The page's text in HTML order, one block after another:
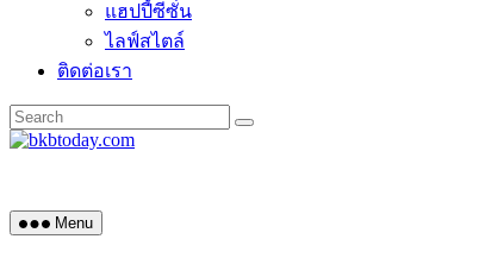
แฮปปี้ซีซั่น
ไลฟ์สไตล์
ติดต่อเรา
Menu